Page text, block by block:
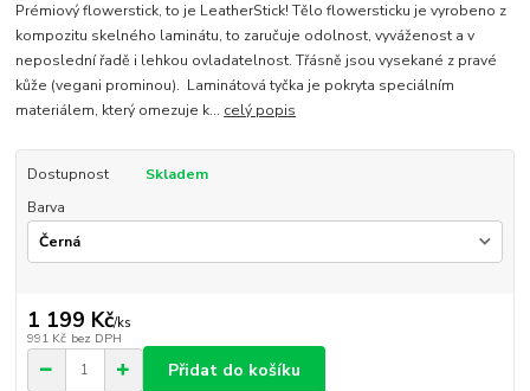
Prémiový flowerstick, to je LeatherStick! Tělo flowersticku je vyrobeno z
kompozitu skelného laminátu, to zaručuje odolnost, vyváženost a v
neposlední řadě i lehkou ovladatelnost. Třásně jsou vysekané z pravé
kůže (vegani prominou). Laminátová tyčka je pokryta speciálním
materiálem, který omezuje k... celý popis
Dostupnost
Skladem
Barva
1 199 Kč/ks
991 Kč bez DPH
Přidat do košíku